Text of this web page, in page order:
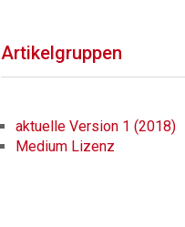
Artikelgruppen
aktuelle Version 1 (2018)
Medium Lizenz